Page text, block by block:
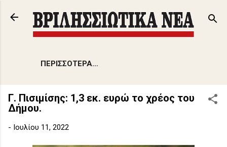
Μετάβαση στο κύριο περιεχόμενο
ΠΕΡΙΣΣΌΤΕΡΑ…
Γ. Πισιμίσης: 1,3 εκ. ευρώ το χρέος του
Δήμου.
- Ιουλίου 11, 2022